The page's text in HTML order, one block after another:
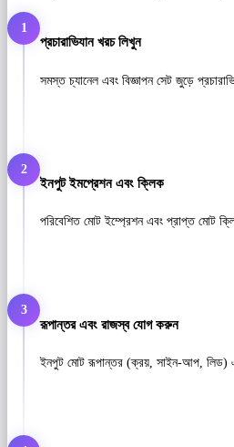
1
প্রচারাভিযান খরচ লিখুন
সমস্ত চ্যানেল এবং বিজ্ঞাপন সেট জুড়ে
2
ইনপুট ইমপ্রেশন এবং ক্লিক
পরিবেশিত মোট ইম্প্রেশন এবং প্রাপ্ত মোট
3
রূপান্তর এবং রাজস্ব যোগ করুন
ইনপুট মোট রূপান্তর (ক্রয়, সাইন-আপ, লিড)